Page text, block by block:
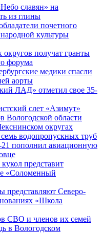
славян» на
из глины
почетного
культуры
округов получат гранты
форума
медики спасли
аорты
ЛАД» отметил свое 35-
слет «Азимут»
Вологодской области
округах
водопропускных труб
пополнил авиационную
представит
«Соломенный
представляют Северо-
«Школа
СВО и членов их семей
в Вологодском